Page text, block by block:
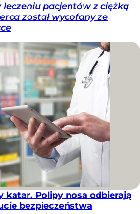
leczeniu pacjentów z ciężką
został wycofany ze
katar. Polipy nosa odbierają
bezpieczeństwa